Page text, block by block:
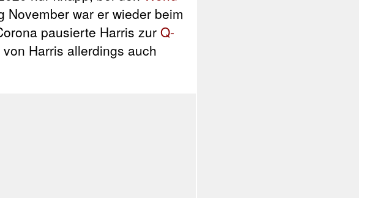
war er wieder beim
pausierte Harris zur Q-
Harris allerdings auch